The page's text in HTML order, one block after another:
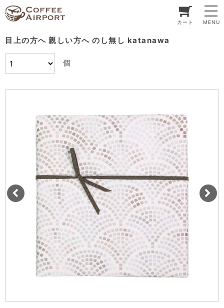
カート MENU
目上の方へ 親しい方へ のし無し katanawa
個